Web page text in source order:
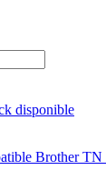
disponible